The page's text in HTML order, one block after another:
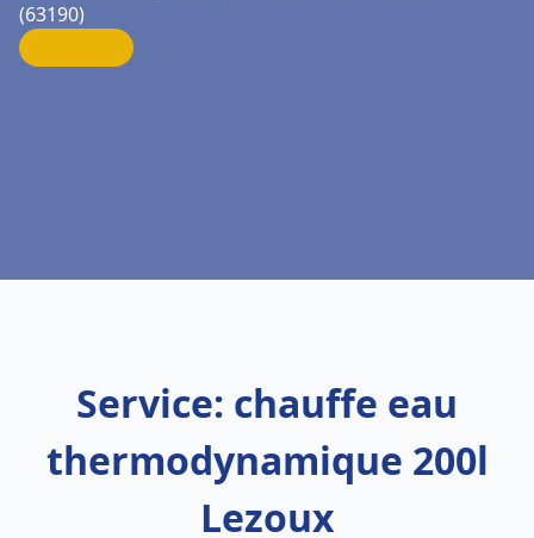
(63190)
Service: chauffe eau
thermodynamique 200l
Lezoux